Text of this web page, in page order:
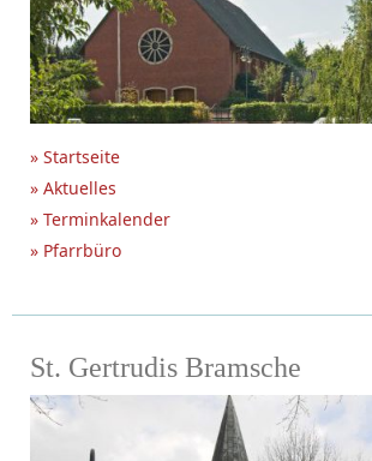
» Startseite
» Aktuelles
» Terminkalender
» Pfarrbüro
St. Gertrudis Bramsche